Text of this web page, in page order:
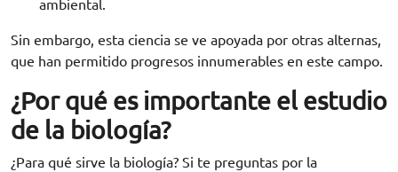
ambiental.
Sin embargo, esta ciencia se ve apoyada por otras alternas,
que han permitido progresos innumerables en este campo.
¿Por qué es importante el estudio
de la biología?
¿Para qué sirve la biología? Si te preguntas por la